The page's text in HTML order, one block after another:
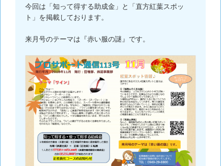
今回は「知って得する助成金」と「直方紅葉スポッ
ト」を掲載しております。
来月号のテーマは『赤い服の謎』です。